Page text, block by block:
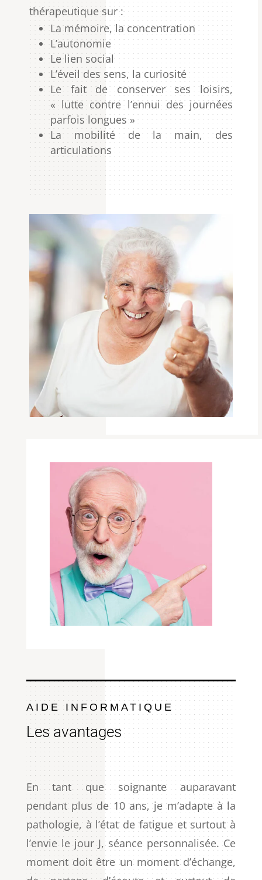
thérapeutique sur :
La mémoire, la concentration
L’autonomie
Le lien social
L’éveil des sens, la curiosité
Le fait de conserver ses loisirs,
« lutte contre l’ennui des journées
parfois longues »
La mobilité de la main, des
articulations
AIDE INFORMATIQUE
Les avantages
En tant que soignante auparavant
pendant plus de 10 ans, je m’adapte à la
pathologie, à l’état de fatigue et surtout à
l’envie le jour J, séance personnalisée. Ce
moment doit être un moment d’échange,